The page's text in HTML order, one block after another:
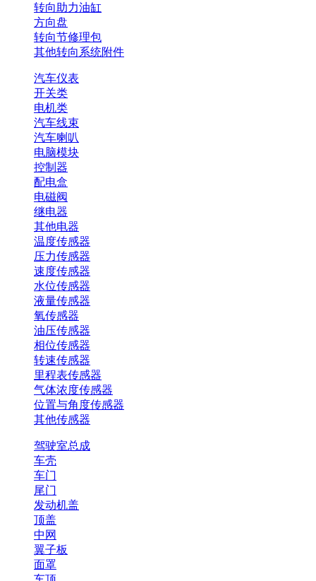
转向助力油缸
方向盘
转向节修理包
其他转向系统附件
汽车仪表
开关类
电机类
汽车线束
汽车喇叭
电脑模块
控制器
配电盒
电磁阀
继电器
其他电器
温度传感器
压力传感器
速度传感器
水位传感器
液量传感器
氧传感器
油压传感器
相位传感器
转速传感器
里程表传感器
气体浓度传感器
位置与角度传感器
其他传感器
驾驶室总成
车壳
车门
尾门
发动机盖
顶盖
中网
翼子板
面罩